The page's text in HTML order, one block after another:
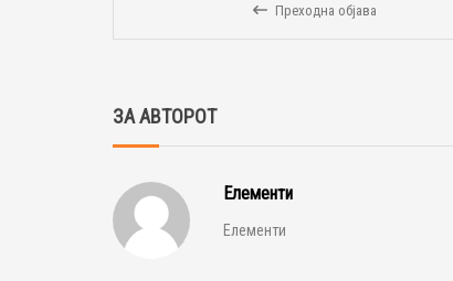
Преходна објава
ЗА АВТОРОТ
Елементи
Елементи